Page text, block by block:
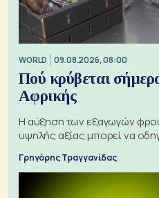
WORLD 09.08.2026, 08:00
Πού κρύβεται
Αφρικής
Η αύξηση των εξαγωγών
υψηλής αξίας μπορεί να
Γρηγόρης Τραγγανίδας